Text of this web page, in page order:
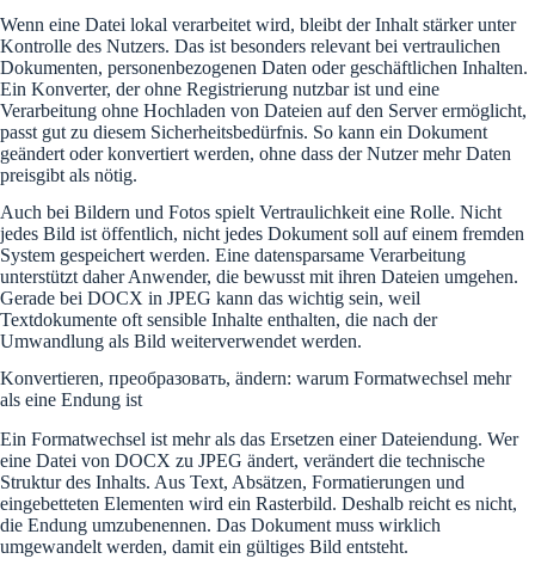
Wenn eine Datei lokal verarbeitet wird, bleibt der Inhalt stärker unter
Kontrolle des Nutzers. Das ist besonders relevant bei vertraulichen
Dokumenten, personenbezogenen Daten oder geschäftlichen Inhalten.
Ein Konverter, der ohne Registrierung nutzbar ist und eine
Verarbeitung ohne Hochladen von Dateien auf den Server ermöglicht,
passt gut zu diesem Sicherheitsbedürfnis. So kann ein Dokument
geändert oder konvertiert werden, ohne dass der Nutzer mehr Daten
preisgibt als nötig.
Auch bei Bildern und Fotos spielt Vertraulichkeit eine Rolle. Nicht
jedes Bild ist öffentlich, nicht jedes Dokument soll auf einem fremden
System gespeichert werden. Eine datensparsame Verarbeitung
unterstützt daher Anwender, die bewusst mit ihren Dateien umgehen.
Gerade bei DOCX in JPEG kann das wichtig sein, weil
Textdokumente oft sensible Inhalte enthalten, die nach der
Umwandlung als Bild weiterverwendet werden.
Konvertieren, преобразовать, ändern: warum Formatwechsel mehr
als eine Endung ist
Ein Formatwechsel ist mehr als das Ersetzen einer Dateiendung. Wer
eine Datei von DOCX zu JPEG ändert, verändert die technische
Struktur des Inhalts. Aus Text, Absätzen, Formatierungen und
eingebetteten Elementen wird ein Rasterbild. Deshalb reicht es nicht,
die Endung umzubenennen. Das Dokument muss wirklich
umgewandelt werden, damit ein gültiges Bild entsteht.